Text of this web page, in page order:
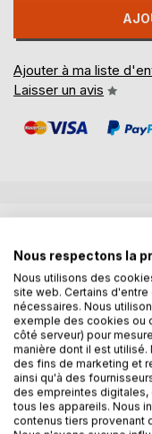
Ajouter à ma liste
Laisser un avis
Le tonnerre apporte
viennent de sa
prétendent qu'il
tout cas une
Les larmes, ou la
bonheur des
aussi en substance.
clarifier le monde, de
Nous respectons la
Nous utilisons des
site web. Certains
nécessaires. Nous
exemple des cookies ou
côté serveur) pour
manière dont il est
des fins de marketing et
ainsi qu'à des
des empreintes
tous les appareils. Nous
contenus tiers provenant